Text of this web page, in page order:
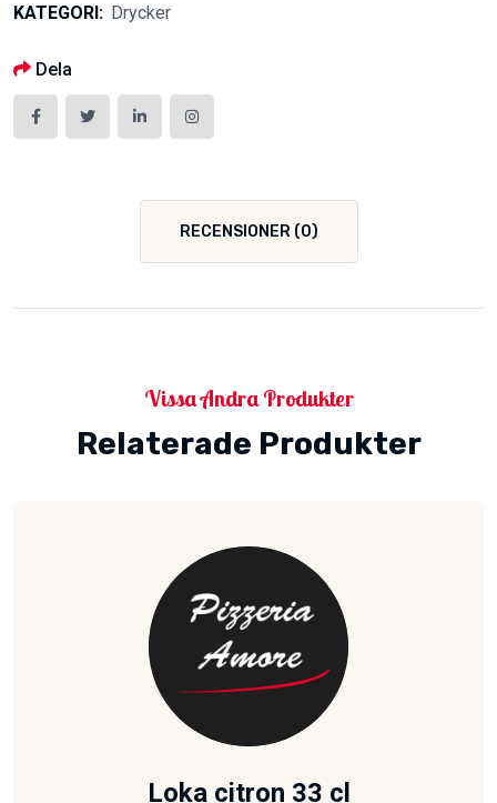
2
quantity
KATEGORI: Drycker
Dela
RECENSIONER (0)
Vissa Andra Produkter
Relaterade Produkter
Loka citron 33 cl